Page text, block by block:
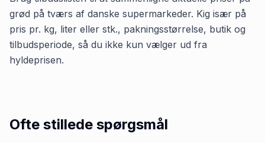
grød på tværs af danske supermarkeder. Kig især på
pris pr. kg, liter eller stk., pakningsstørrelse, butik og
tilbudsperiode, så du ikke kun vælger ud fra
hyldeprisen.
Ofte stillede spørgsmål